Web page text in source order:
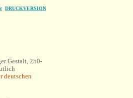
DRUCKVERSION
Gestalt, 250-
deutschen